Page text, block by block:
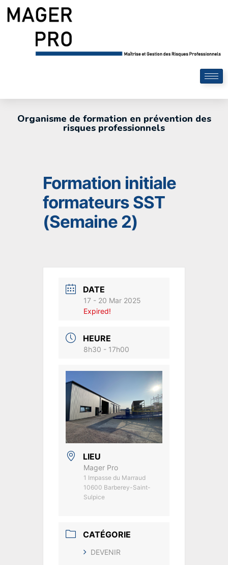
Organisme de formation en prévention des
risques professionnels
Formation initiale
formateurs SST
(Semaine 2)
DATE
17 - 20 Mar 2025
Expired!
HEURE
8h30 - 17h00
LIEU
Mager Pro
1 Impasse du Marraud
10600 Barberey-Saint-
Sulpice
CATÉGORIE
DEVENIR